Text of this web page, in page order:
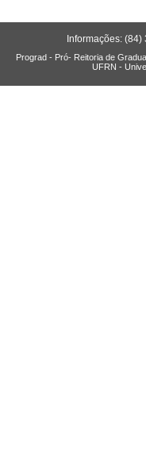
Informações:
Prograd - Pró- Reitoria de
UFRN -